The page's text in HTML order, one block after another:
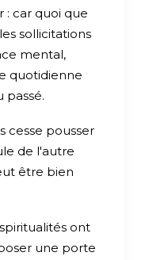
: car quoi que
sollicitations
mental,
quotidienne
passé.
cesse pousser
de l'autre
être bien
ont
une porte